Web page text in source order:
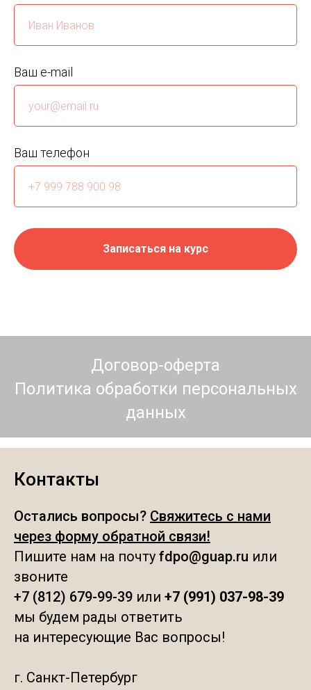
Ваш e-mail
Ваш телефон
Записаться на курс
Договор-оферта
Политика обработки персональных
данных
Контакты
Остались вопросы? Свяжитесь с нами
через форму обратной связи!
Пишите нам на почту fdpo@guap.ru или
звоните
+7 (812) 679-99-39 или +7 (991) 037-98-39
мы будем рады ответить
на интересующие Вас вопросы!
г. Санкт-Петербург